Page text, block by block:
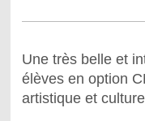
Une très belle et
élèves en option
artistique et